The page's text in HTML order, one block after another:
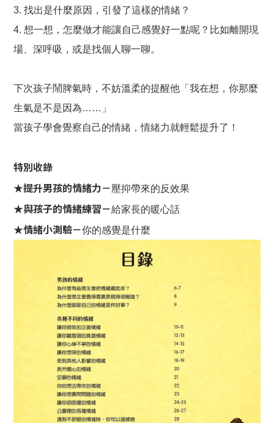
3. 找出是什麼原因，引發了這樣的情緒？
4. 想一想，怎麼做才能讓自己感覺好一點呢？比如離開現
場、深呼吸，或是找個人聊一聊。
下次孩子鬧脾氣時，不妨溫柔的提醒他「我在想，你那麼
生氣是不是因為……」
當孩子學會覺察自己的情緒，情緒力就輕鬆提升了！
特別收錄
★提升男孩的情緒力－壓抑帶來的反效果
★與孩子的情緒練習－給家長的暖心話
★情緒小測驗－你的感覺是什麼